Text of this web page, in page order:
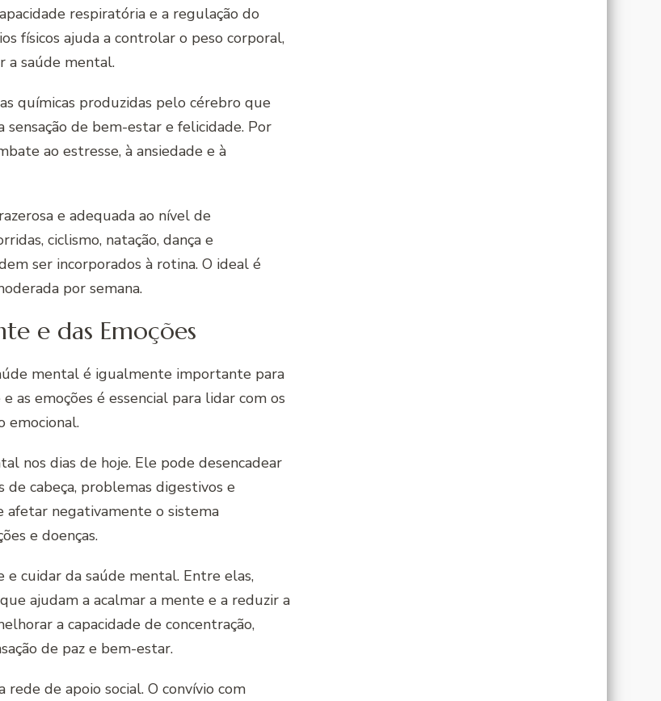
respiratória e a regulação do
físicos ajuda a controlar o peso corporal,
a saúde mental.
químicas produzidas pelo cérebro que
de bem-estar e felicidade. Por
ao estresse, à ansiedade e à
e adequada ao nível de
ciclismo, natação, dança e
ser incorporados à rotina. O ideal é
por semana.
e das Emoções
mental é igualmente importante para
as emoções é essencial para lidar com os
emocional.
nos dias de hoje. Ele pode desencadear
de cabeça, problemas digestivos e
afetar negativamente o sistema
e doenças.
e cuidar da saúde mental. Entre elas,
ajudam a acalmar a mente e a reduzir a
a capacidade de concentração,
de paz e bem-estar.
de apoio social. O convívio com